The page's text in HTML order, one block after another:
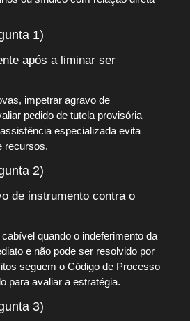
1)
após a liminar ser
impetrar agravo de
pedido de tutela provisória
especializada evita
recursos.
2)
de instrumento contra o
quando o indeferimento da
e não pode ser resolvido por
seguem o Código de Processo
para avaliar a estratégia.
3)